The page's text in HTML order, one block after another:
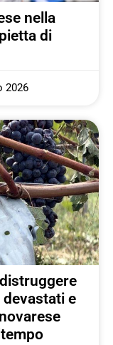
nella
di
2026
e